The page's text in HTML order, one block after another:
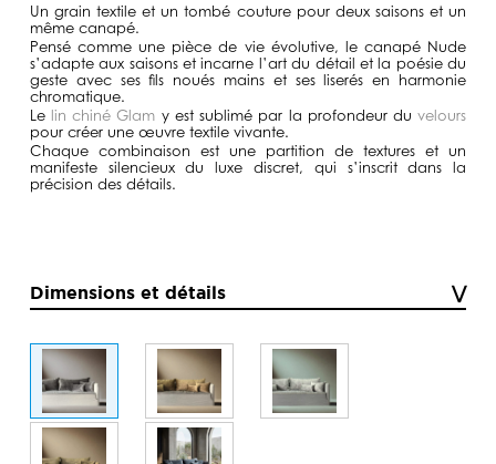
Un grain textile et un tombé couture pour deux saisons et un
même canapé.
Pensé comme une pièce de vie évolutive, le canapé Nude
s’adapte aux saisons et incarne l’art du détail et la poésie du
geste avec ses fils noués mains et ses liserés en harmonie
chromatique.
Le lin chiné Glam y est sublimé par la profondeur duvelours
pour créer une œuvre textile vivante.
Chaque combinaison est une partition de textures et un
manifeste silencieux du luxe discret, qui s’inscrit dans la
précision des détails.
Dimensions et détails